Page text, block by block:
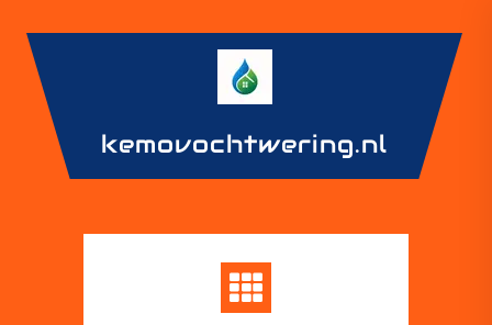
content
kemovochtwering.nl